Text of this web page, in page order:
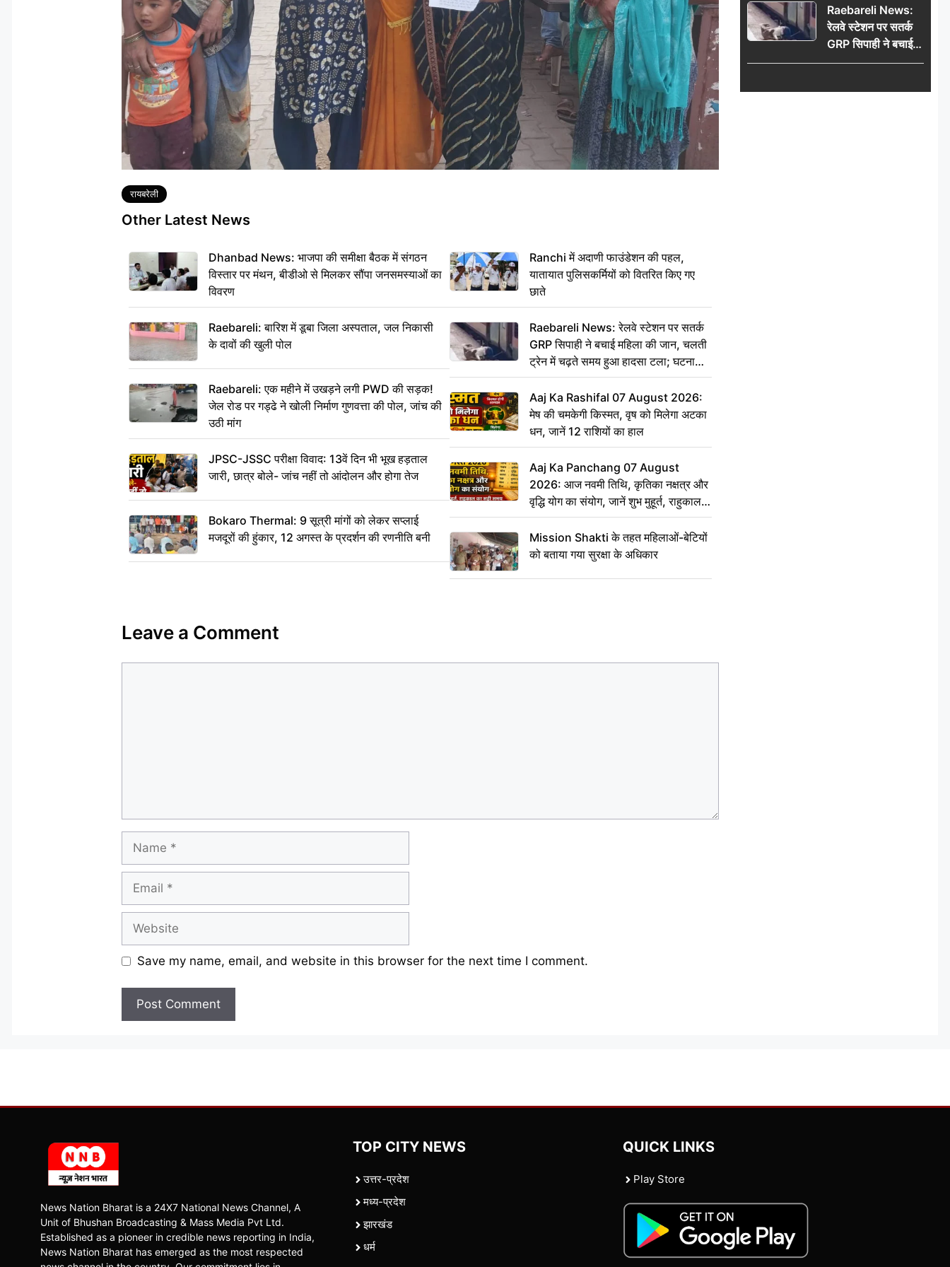
Tags
रायबरेली
Other Latest News
Dhanbad News: भाजपा की समीक्षा बैठक में संगठन
विस्तार पर मंथन, बीडीओ से मिलकर सौंपा जनसमस्याओं का
विवरण
Raebareli: बारिश में डूबा जिला अस्पताल, जल निकासी
के दावों की खुली पोल
Raebareli: एक महीने में उखड़ने लगी PWD की सड़क!
जेल रोड पर गड्ढे ने खोली निर्माण गुणवत्ता की पोल, जांच की
उठी मांग
JPSC-JSSC परीक्षा विवाद: 13वें दिन भी भूख हड़ताल
जारी, छात्र बोले- जांच नहीं तो आंदोलन और होगा तेज
Bokaro Thermal: 9 सूत्री मांगों को लेकर सप्लाई
मजदूरों की हुंकार, 12 अगस्त के प्रदर्शन की रणनीति बनी
Ranchi में अदाणी फाउंडेशन की पहल,
यातायात पुलिसकर्मियों को वितरित किए गए
छाते
Raebareli News: रेलवे स्टेशन पर सतर्क
GRP सिपाही ने बचाई महिला की जान, चलती
ट्रेन में चढ़ते समय हुआ हादसा टला; घटना
CCTV में कैद
Aaj Ka Rashifal 07 August 2026:
मेष की चमकेगी किस्मत, वृष को मिलेगा अटका
धन, जानें 12 राशियों का हाल
Aaj Ka Panchang 07 August
2026: आज नवमी तिथि, कृतिका नक्षत्र और
वृद्धि योग का संयोग, जानें शुभ मुहूर्त, राहुकाल
का सही समय
Mission Shakti के तहत महिलाओं-बेटियों
को बताया गया सुरक्षा के अधिकार
Leave a Comment
Save my name, email, and website in this browser for the next time I comment.
Raebareli News:
रेलवे स्टेशन पर सतर्क
GRP सिपाही ने बचाई
महिला की जान, चलती
हादसा टला; घटना
News Nation Bharat is a 24X7 National News Channel, A
Unit of Bhushan Broadcasting & Mass Media Pvt Ltd.
Established as a pioneer in credible news reporting in India,
News Nation Bharat has emerged as the most respected
TOP CITY NEWS
उत्तर-प्रदेश
मध्य-प्रदेश
झारखंड
धर्म
QUICK LINKS
Play Store